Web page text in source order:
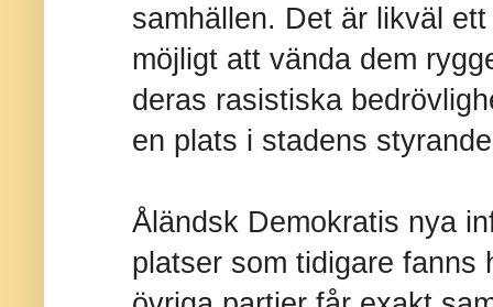
samhällen. Det är likväl
möjligt att vända dem
deras rasistiska
en plats i stadens
Åländsk Demokratis nya
platser som tidigare fanns